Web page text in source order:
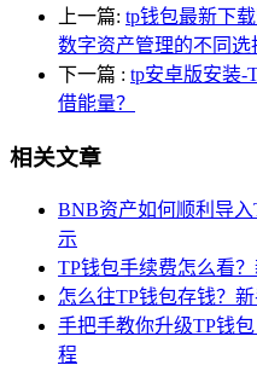
上一篇: tp钱包最新下
数字资产管理的不同选
下一篇 : tp安卓版安装-
借能量？
相关文章
BNB资产如何顺利导
示
TP钱包手续费怎么看
怎么往TP钱包存钱？
手把手教你升级TP钱
程